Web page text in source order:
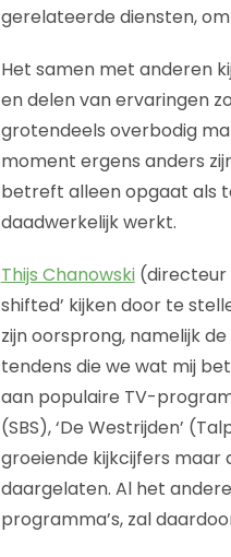
gerelateerde diensten,
Het samen met anderen
en delen van ervaringen
grotendeels overbodig
moment ergens anders
betreft alleen opgaat als
daadwerkelijk werkt.
Thijs Chanowski(directeur
shifted’ kijken door te
zijn oorsprong, namelijk
tendens die we wat mij
aan populaire TV-
(SBS), ‘De Westrijden’
groeiende kijkcijfers maar
daargelaten. Al het
programma’s, zal